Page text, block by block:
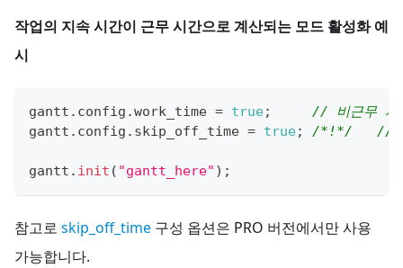
작업의 지속 시간이 근무 시간으로 계산되는 모드 활성화 예
시
gantt . config .work_time = true;
// 비근무 시
gantt . config . skip_off_time = true; /*!*/ //
gantt . init ( "gantt_here" ) ;
참고로 skip_off_time 구성 옵션은 PRO 버전에서만 사용
가능합니다.